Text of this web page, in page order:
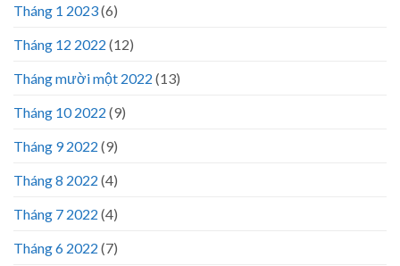
Tháng 1 2023(6)
Tháng 12 2022 (12)
Tháng mười một 2022 (13)
Tháng 10 2022 (9)
Tháng 9 2022 (9)
Tháng 8 2022 (4)
Tháng 7 2022 (4)
Tháng 6 2022 (7)